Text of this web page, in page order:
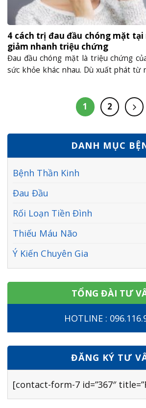
4 cách trị đau đầu chóng mặt tại
giảm nhanh triệu chứng
Đau đầu chóng mặt là triệu chứng
sức khỏe khác nhau. Dù xuất phát từ
chịu này. Cơn đau đầu và......
1 2
DANH MỤC
Bệnh Thần Kinh
Đau Đầu
Rối Loạn Tiền Đình
Thiếu Máu Não
Ý Kiến Chuyên Gia
TỔNG ĐÀI TƯ
HOTLINE :
ĐĂNG KÝ TƯ
[contact-form-7 id=”367″